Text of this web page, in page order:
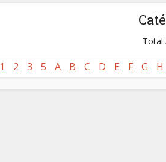
Total
1 2 3 5 A B C D E F G H